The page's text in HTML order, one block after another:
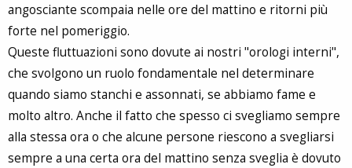
angosciante scompaia nelle ore del mattino e ritorni più
forte nel pomeriggio.
Queste fluttuazioni sono dovute ai nostri "orologi interni",
che svolgono un ruolo fondamentale nel determinare
quando siamo stanchi e assonnati, se abbiamo fame e
molto altro. Anche il fatto che spesso ci svegliamo sempre
alla stessa ora o che alcune persone riescono a svegliarsi
sempre a una certa ora del mattino senza sveglia è dovuto